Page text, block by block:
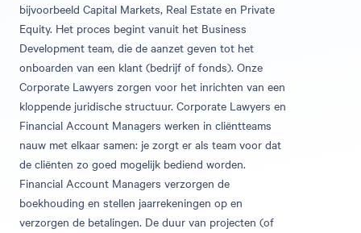
bijvoorbeeld Capital Markets, Real Estate en Private
Equity. Het proces begint vanuit het Business
Development team, die de aanzet geven tot het
onboarden van een klant (bedrijf of fonds). Onze
Corporate Lawyers zorgen voor het inrichten van een
kloppende juridische structuur. Corporate Lawyers en
Financial Account Managers werken in cliëntteams
nauw met elkaar samen: je zorgt er als team voor dat
de cliënten zo goed mogelijk bediend worden.
Financial Account Managers verzorgen de
boekhouding en stellen jaarrekeningen op en
verzorgen de betalingen. De duur van projecten (of